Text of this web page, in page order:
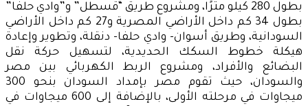
بطول 280 كيلو مترًا، ومشروع طريق “قسطل” و”وادي حلفا”
بطول 34 كم داخل الأراضي المصرية و27 كم داخل الأراضي
السودانية، وطريق أسوان- وادي حلفا- دنقلة، وتطوير وإعادة
هيكلة خطوط السكك الحديدية، لتسهيل حركة نقل
البضائع والأفراد، ومشروع الربط الكهربائي بين مصر
والسودان، حيث تقوم مصر بإمداد السودان بنحو 300
ميجاوات في مرحلته الأولى، بالإضافة إلى 600 ميجاوات في